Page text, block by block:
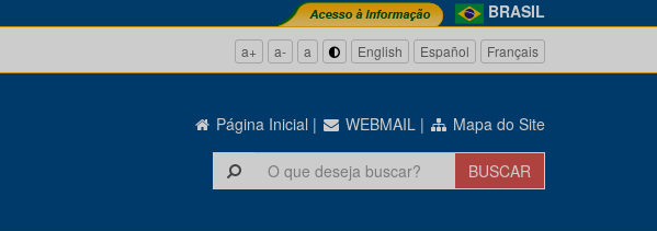
BRASIL
a+ a- a English Español Français
Página Inicial | WEBMAIL | Mapa do Site